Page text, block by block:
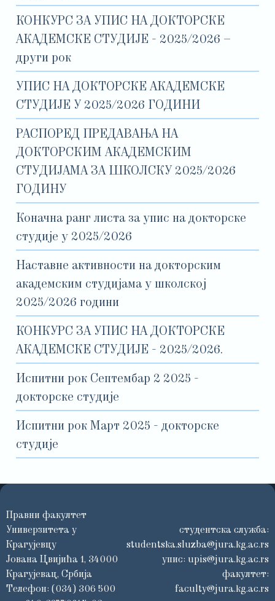
КОНКУРС ЗА УПИС НА ДОКТОРСКЕ
АКАДЕМСКЕ СТУДИЈЕ - 2025/2026 –
други рок
УПИС НА ДОКТОРСКЕ АКАДЕМСКЕ
СТУДИЈЕ У 2025/2026 ГОДИНИ
РАСПОРЕД ПРЕДАВАЊА НА
ДОКТОРСКИМ АКАДЕМСКИМ
СТУДИЈАМА ЗА ШКОЛСКУ 2025/2026
ГОДИНУ
Коначна ранг листа за упис на докторске
студије у 2025/2026
Наставне активности на докторским
академским студијама у школској
2025/2026 години
КОНКУРС ЗА УПИС НА ДОКТОРСКЕ
АКАДЕМСКЕ СТУДИЈЕ - 2025/2026.
Испитни рок Септембар 2 2025 -
докторске студије
Испитни рок Март 2025 - докторске
студије
Правни факултет
Универзитета у
Крагујевцу
Јована Цвијића 1, 34000
Крагујевац, Србија
Телефон: (034) 306 500
студентска служба:
studentska.sluzba@jura.kg.ac.rs
упис: upis@jura.kg.ac.rs
факултет:
faculty@jura.kg.ac.rs